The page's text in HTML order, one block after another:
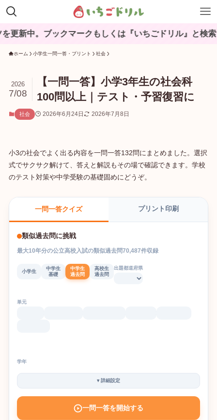
ックマークもしくは『いちごドリル』と検索してね♪
ホーム 小学生一問一答・プリント 社会
【一問一答】小学3年生の社会科
100問以上｜テスト・予習復習に
2026
7/08
社会 2026年6月24日 2026年7月8日
小3の社会でよく出る内容を一問一答132問にまとめました。選択
式でサクサク解けて、答えと解説もその場で確認できます。学校
のテスト対策や中学受験の基礎固めにどうぞ。
一問一答クイズ プリント印刷
類似過去問に挑戦
最大10年分の公立高校入試の類似過去問70,487件収録
小学生
中学生
基礎
中学生
過去問
高校生
過去問
出題都道府県
単元
学年
▾詳細設定
一問一答を開始する